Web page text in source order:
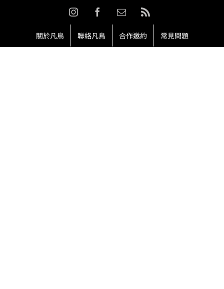
InstagramFacebookEmail:Rss
關於凡鳥 聯絡凡鳥 合作邀約 常見問題